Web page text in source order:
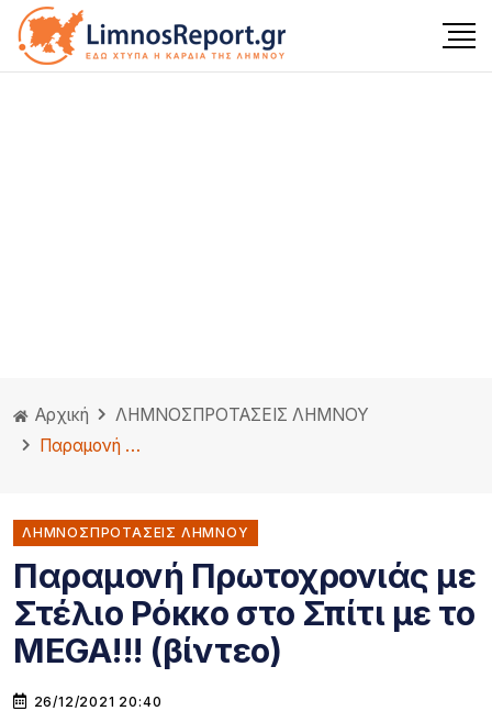
Αρχική ΛΗΜΝΟΣΠΡΟΤΑΣΕΙΣ ΛΗΜΝΟΥ
Παραμονή Πρωτοχρονιάς με Στέλιο Ρόκκο στο Σπίτι με το MEGA!!! (βίντεο)
ΛΗΜΝΟΣΠΡΟΤΑΣΕΙΣ ΛΗΜΝΟΥ
Παραμονή Πρωτοχρονιάς με
Στέλιο Ρόκκο στο Σπίτι με το
MEGA!!! (βίντεο)
26/12/2021 20:40